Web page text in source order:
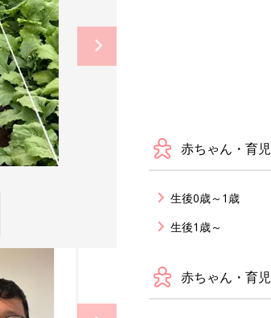
赤ちゃん・育児
生後0歳～1歳
生後1歳～
赤ちゃん・育児